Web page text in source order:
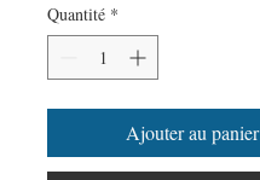
Quantité *
Ajouter au panier